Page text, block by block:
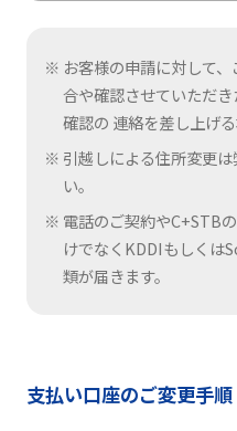
お客様の申請に対して
合や確認させていただ
確認の 連絡を差し上げ
引越しによる住所変更
い。
電話のご契約やC+STB
けでなくKDDIもしくは
類が届きます。
支払い口座のご変更手順